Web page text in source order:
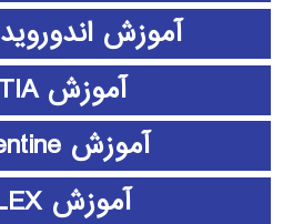
آموزش اندوروید android
آموزش CATIA
آموزش clementine
آموزش CPLEX